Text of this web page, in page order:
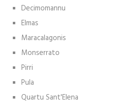
Decimomannu
Elmas
Maracalagonis
Monserrato
Pirri
Pula
Quartu Sant'Elena